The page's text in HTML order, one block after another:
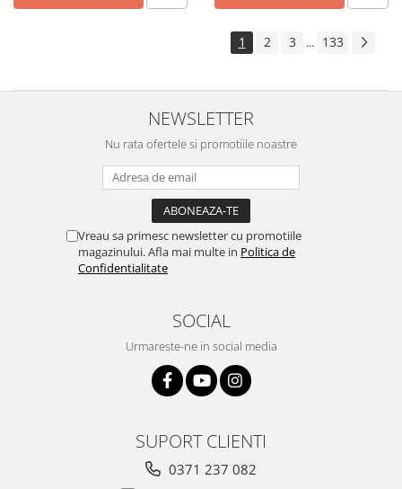
1 2 3 ... 133
NEWSLETTER
Nu rata ofertele si promotiile noastre
Vreau sa primesc newsletter cu promotiile
magazinului. Afla mai multe in Politica de
Confidentialitate
SOCIAL
Urmareste-ne in social media
SUPORT CLIENTI
0371 237 082